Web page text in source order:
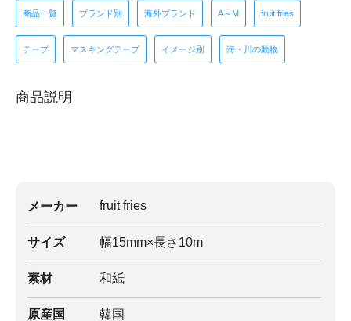
商品一覧 ブランド別 海外ブランド A～M fruit fries
テープ マスキングテープ イメージ別 海・川の動物
商品説明
メーカー fruit fries
サイズ 幅15mm×長さ10m
素材 和紙
原産国 韓国